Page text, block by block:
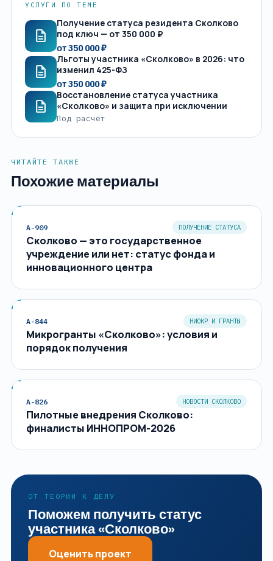
УСЛУГИ ПО ТЕМЕ
description
Получение статуса резидента Сколково
под ключ — от 350 000 ₽
от 350 000 ₽
description
Льготы участника «Сколково» в 2026: что
изменил 425-ФЗ
от 350 000 ₽
description
Восстановление статуса участника
«Сколково» и защита при исключении
Под расчёт
ЧИТАЙТЕ ТАКЖЕ
Похожие материалы
A-909 ПОЛУЧЕНИЕ СТАТУСА
Сколково — это государственное
учреждение или нет: статус фонда и
инновационного центра
A-844 НИОКР И ГРАНТЫ
Микрогранты «Сколково»: условия и
порядок получения
A-826 НОВОСТИ СКОЛКОВО
Пилотные внедрения Сколково:
финалисты ИННОПРОМ-2026
ОТ ТЕОРИИ К ДЕЛУ
Поможем получить статус
участника «Сколково»
Оценить проект